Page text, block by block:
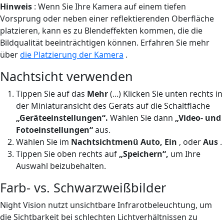
Hinweis : Wenn Sie Ihre Kamera auf einem tiefen
Vorsprung oder neben einer reflektierenden Oberfläche
platzieren, kann es zu Blendeffekten kommen, die die
Bildqualität beeinträchtigen können. Erfahren Sie mehr
überdie Platzierung der Kamera .
Nachtsicht verwenden
Tippen Sie auf das Mehr(...) Klicken Sie unten rechts in
der Miniaturansicht des Geräts auf die Schaltfläche
„Geräteeinstellungen“. Wählen Sie dann „Video- und
Fotoeinstellungen“aus.
Wählen Sie im Nachtsichtmenü Auto, Ein , oderAus .
Tippen Sie oben rechts auf „Speichern“, um Ihre
Auswahl beizubehalten.
Farb- vs. Schwarzweißbilder
Night Vision nutzt unsichtbare Infrarotbeleuchtung, um
die Sichtbarkeit bei schlechten Lichtverhältnissen zu